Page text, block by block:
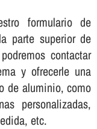
formulario de
parte superior de
contactar
y ofrecerle una
de aluminio, como
personalizadas,
etc.